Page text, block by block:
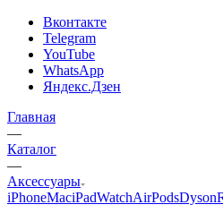
Вконтакте
Telegram
YouTube
WhatsApp
Яндекс.Дзен
Главная
—
Каталог
—
Аксессуары
iPhoneMaciPadWatchAirPodsDyson